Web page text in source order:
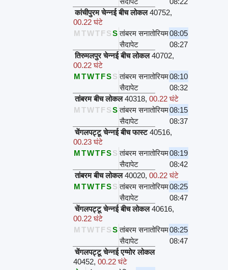
कांचीपुरम चेन्नई बीच लोकल 40752,
00.22 घंटे
M TWTFSS तांबरम सनातोरियम08:05
सैदापेट
08:27
तिरुमलपुर चेन्नई बीच लोकल 40702,
00.22 घंटे
MTWTFSS तांबरम सनातोरियम08:10
सैदापेट
08:32
तांबरम बीच लोकल 40318,00.22 घंटे
M TWTFSS तांबरम सनातोरियम08:15
सैदापेट
08:37
चेंगलपट्टू चेन्नई बीच फास्ट 40516,
00.23 घंटे
MTWTFSS तांबरम सनातोरियम08:19
सैदापेट
08:42
तांबरम बीच लोकल 40020,00.22 घंटे
MTWTFSS तांबरम सनातोरियम08:25
सैदापेट
08:47
चेंगलपट्टू चेन्नई बीच लोकल 40616,
00.22 घंटे
M TWTFSS तांबरम सनातोरियम08:25
सैदापेट
08:47
चेंगलपट्टू चेन्नई एग्मोर लोकल
40452,00.22 घंटे